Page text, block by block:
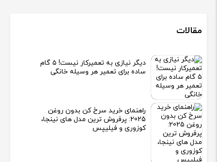
مقالات
دیگر نیازی به تعمیرکار نیست! ۵ گام
ساده برای تعمیر هر وسیله خانگی
راهنمای خرید سرخ کن بدون روغن
2025: پرفروش ترین مدل های نینجا،
کوزوری و فیلیپس